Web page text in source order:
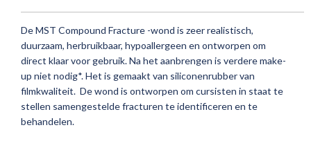
De MST Compound Fracture -wond is zeer realistisch,
duurzaam, herbruikbaar, hypoallergeen en ontworpen om
direct klaar voor gebruik. Na het aanbrengen is verdere make-
up niet nodig*. Het is gemaakt van siliconenrubber van
filmkwaliteit. De wond is ontworpen om cursisten in staat te
stellen samengestelde fracturen te identificeren en te
behandelen.